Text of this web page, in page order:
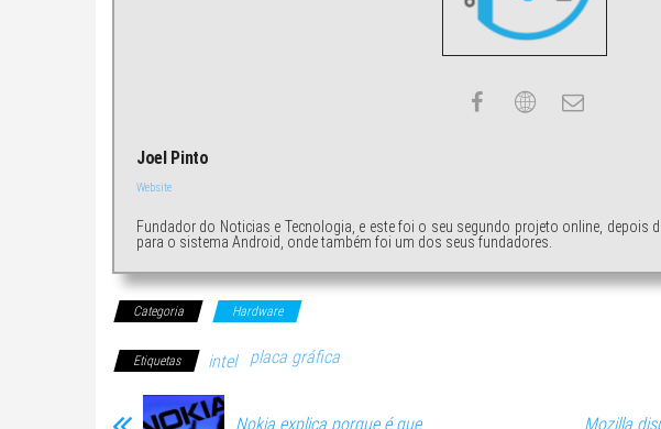
Joel Pinto
Website
Fundador do Noticias e Tecnologia, e este foi o seu segundo projeto online,
para o sistema Android, onde também foi um dos seus fundadores.
Categoria Hardware
Etiquetas intel placa gráfica
Nokia explica porque é que
Mozilla